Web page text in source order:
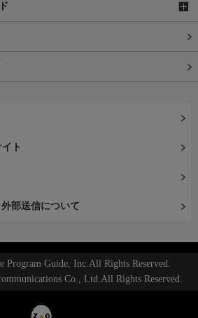
ト
部送信について
Program Guide, Inc.All Rights Reserved.
Co., Ltd.All Rights Reserved.